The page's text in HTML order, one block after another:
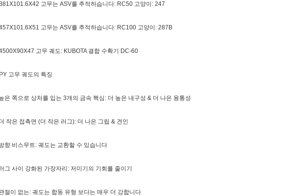
고무는 ASV를 추적하습니다: RC50 고양이: 247
고무는 ASV를 추적하습니다: RC100 고양이: 287B
고무 궤도: KUBOTA 결합 수확기 DC-60
고무 궤도의 특징
은 쪽으로 상처를 입는 3개의 금속 핵심: 더 높은 내구성 & 더 나은 융통성
작은 접촉면 (더 작은 러그): 더 나은 그립 & 견인
향 비스무트: 궤도는 교환할 수 있습니다
그 사이 강화된 가장자리: 저미기의 기회를 줄이기
절이 없는: 궤도는 합동 유형 보다는 매우 더 강합니다